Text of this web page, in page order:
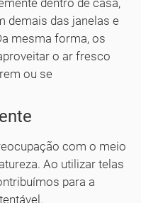
dentro de casa,
demais das janelas e
mesma forma, os
o ar fresco
ou se
com o meio
Ao utilizar telas
para a